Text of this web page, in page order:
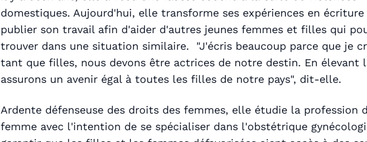
domestiques. Aujourd'hui, elle transforme ses expériences en écriture
publier son travail afin d'aider d'autres jeunes femmes et filles qui
trouver dans une situation similaire. "J'écris beaucoup parce que je
tant que filles, nous devons être actrices de notre destin. En élevant
assurons un avenir égal à toutes les filles de notre pays", dit-elle.
Ardente défenseuse des droits des femmes, elle étudie la profession
femme avec l'intention de se spécialiser dans l'obstétrique